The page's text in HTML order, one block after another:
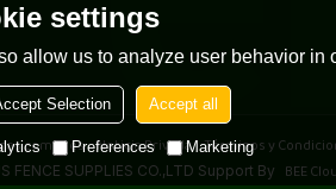
comunes Noticia Privada Términos y
FENCE SUPPLIES CO.,LTD Support By BEE
settings
allow us to analyze user behavior in
Selection Accept all
Preferences Marketing